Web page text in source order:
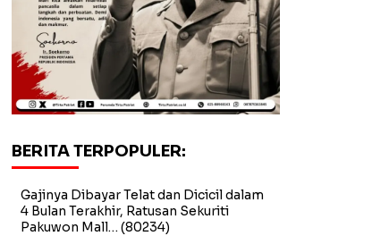
BERITA TERPOPULER:
Gajinya Dibayar Telat dan Dicicil dalam
4 Bulan Terakhir, Ratusan Sekuriti
Pakuwon Mall… (80234)